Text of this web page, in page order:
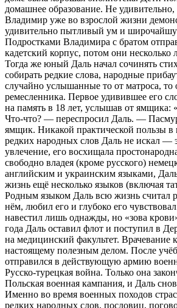
домашнее образование. Не
Владимир уже во взрослой жизни
удивительно пытливый ум и
Подростками Владимира с братом
кадетский корпус, потом они несколько
Тогда же юный Даль начал сочинять
собирать редкие слова, народные
случайно услышанные то от матроса, то
ремесленника. Первое удивившее его
на память в 18 лет, услышав от
Что-что? — переспросил Даль. —
ямщик. Никакой практической пользы в
редких народных слов Даль не искал —
увлечение, его восхищала
свободно владея (кроме русского)
английским и украинским языками,
жизнь ещё несколько языков (включая
Родным языком Даль всю жизнь считал
нём, любил его и глубоко его
навестил лишь однажды, но «зова
года Даль оставил флот и поступил в
на медицинский факультет. Врачевание
настоящему полезным делом. После
отправился в действующую армию
Русско-турецкая война. Только она
Польская военная кампания, и Даль
Именно во время военных походов
редких народных слов, пословиц,